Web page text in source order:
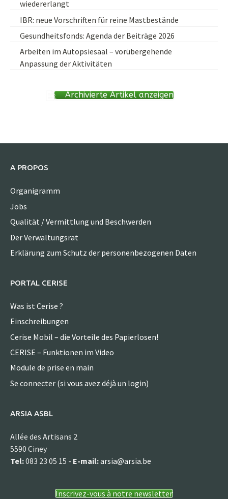
wiedererlangt
IBR: neue Vorschriften für reine Mastbestände
Gesundheitsfonds: Agenda der Beiträge 2026
Arbeiten im Autopsiesaal – vorübergehende
Anpassung der Aktivitäten
Archivierte Artikel anzeigen
A PROPOS
Organigramm
Jobs
Qualität / Vermittlung und Beschwerden
Der Verwaltungsrat
Erklärung zum Schutz der personenbezogenen Daten
PORTAL CERISE
Was ist Cerise ?
Einschreibungen
Cerise Mobil – die Vorteile des Papierlosen!
CERISE – Funktionen im Video
Module de prise en main
Se connecter (si vous avez déjà un login)
ARSIA ASBL
Allée des Artisans 2
5590 Ciney
Tel:083 23 05 15 - E-mail:arsia@arsia.be
Inscrivez-vous à notre newsletter